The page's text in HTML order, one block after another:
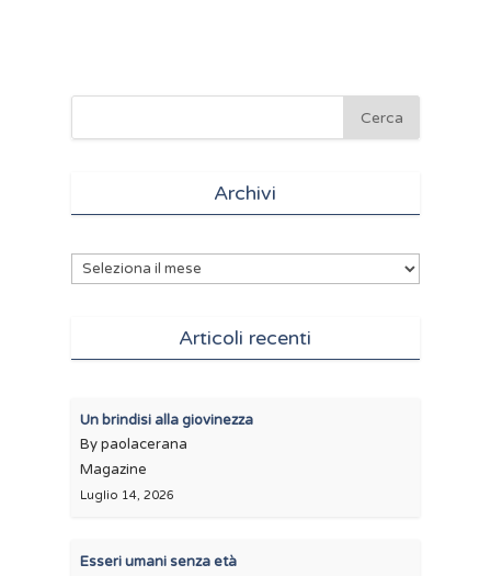
Archivi
Archivi
Articoli recenti
Un brindisi alla giovinezza
By paolacerana
Magazine
Luglio 14, 2026
Esseri umani senza età